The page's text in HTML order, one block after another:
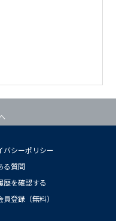
バシーポリシー
る質問
歴を確認する
員登録（無料）